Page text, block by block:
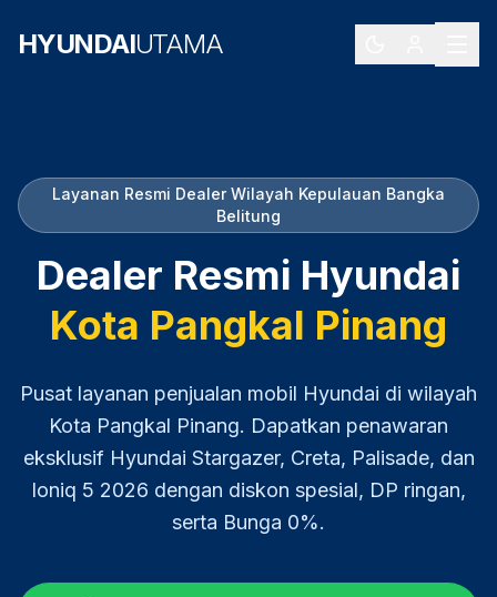
HYUNDAIUTAMA
Layanan Resmi Dealer Wilayah Kepulauan Bangka
Belitung
Dealer Resmi Hyundai
Kota Pangkal Pinang
Pusat layanan penjualan mobil Hyundai di wilayah
Kota Pangkal Pinang. Dapatkan penawaran
eksklusif Hyundai Stargazer, Creta, Palisade, dan
Ioniq 5 2026 dengan diskon spesial, DP ringan,
serta Bunga 0%.